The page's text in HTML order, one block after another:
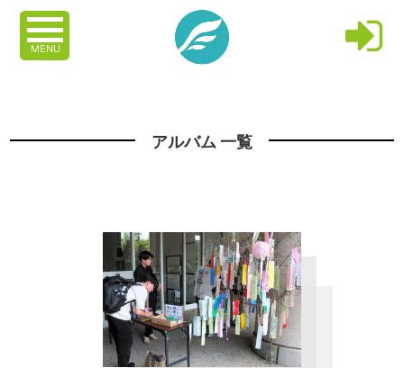
MENU
アルバム 一覧